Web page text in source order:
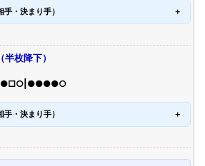
・決まり手）
（半枚降下）
・決まり手）